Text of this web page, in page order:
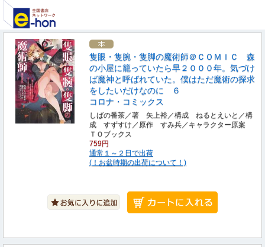
隻眼・隻腕・隻脚の魔術師＠ＣＯＭＩＣ 森
の小屋に籠っていたら早２０００年。気づけ
ば魔神と呼ばれていた。僕はただ魔術の探求
をしたいだけなのに ６
コロナ・コミックス
しばの番茶／著 矢上裕／構成 ねるとえいと／構
成 すずすけ／原作 すみ兵／キャラクター原案
ＴＯブックス
759円
通常１～２日で出荷
(！お盆時期の出荷について！)